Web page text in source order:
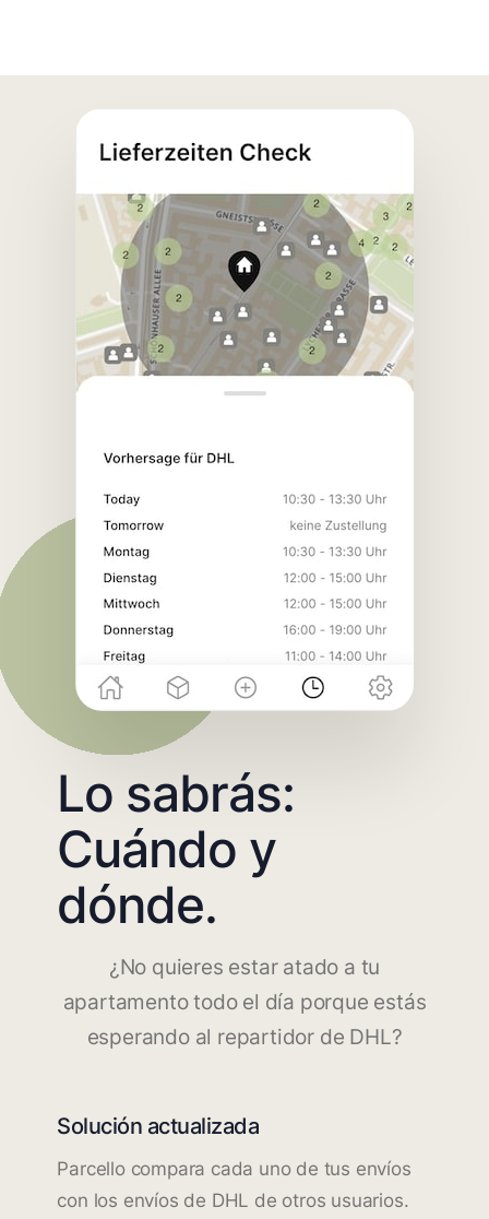
Lo sabrás:
Cuándo y
dónde.
¿No quieres estar atado a tu
apartamento todo el día porque estás
esperando al repartidor de DHL?
Solución actualizada
Parcello compara cada uno de tus envíos
con los envíos de DHL de otros usuarios.